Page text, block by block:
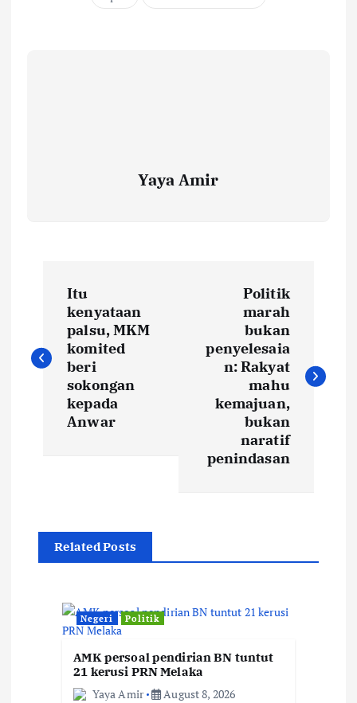
Yaya Amir
s
Itu
kenyataan
palsu, MKM
komited
beri
sokongan
kepada
Anwar
Politik
marah
bukan
penyelesaia
n: Rakyat
mahu
kemajuan,
bukan
naratif
penindasan
Related Posts
Negeri Politik
AMK persoal pendirian BN tuntut
21 kerusi PRN Melaka
Yaya Amir
August 8, 2026